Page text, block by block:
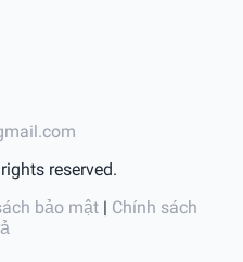
reserved.
bảo mật | Chính sách